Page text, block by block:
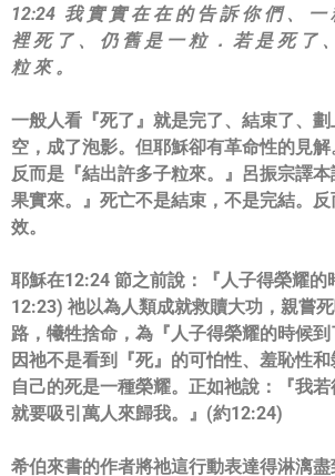
12:24 我 實 實 在 在 的 告 訴 你 們 、 一
裡 死 了 、 仍 舊 是 一 粒 ． 若 是 死 了
粒 來 。
一般人看『死了』就是完了、結束了、
空， 成了泡影。但耶穌卻有革命性的見
反而是『結出許多子粒來。 』呂振宗譯本
果實來。 』 死亡不是結束，不是完結。
效。
耶穌在12:24 節之前說：『人子得榮耀的
12:23) 祂以為人類成就救贖大功，親嘗
路，犧牲捨命， 為『人子得榮耀的時候到
因祂不是看到『死』的可怕性、羞恥性
自己的死是一種榮耀。 正如祂說：『我若
就要吸引萬人來歸我。 』(約12:24)
希伯來書的作者將祂這行動表達得淋漓盡